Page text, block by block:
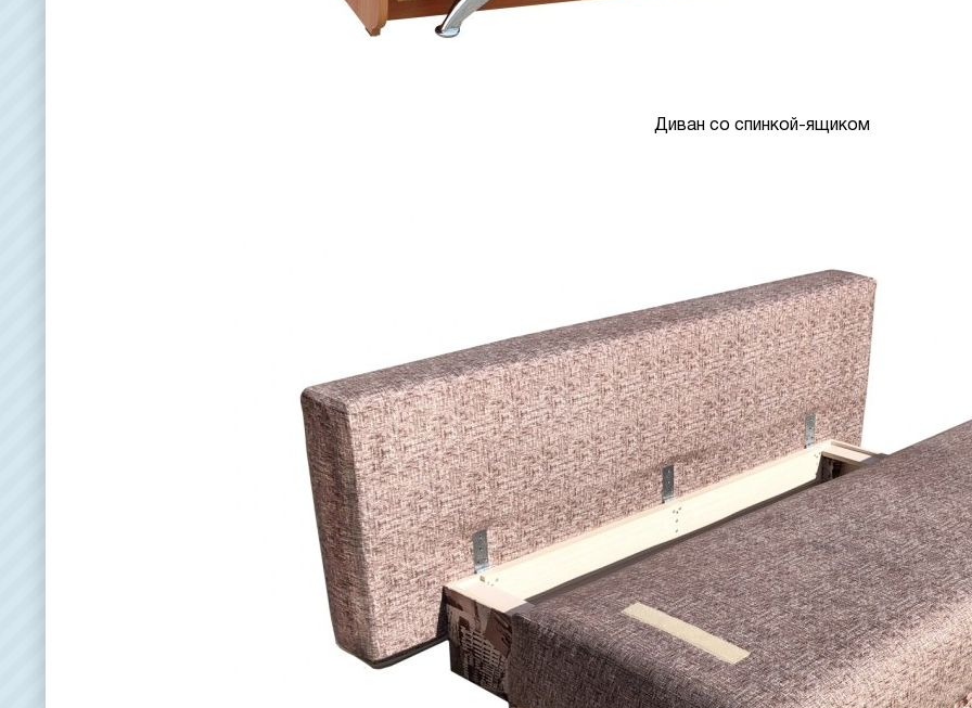
Диван со спинкой-ящиком